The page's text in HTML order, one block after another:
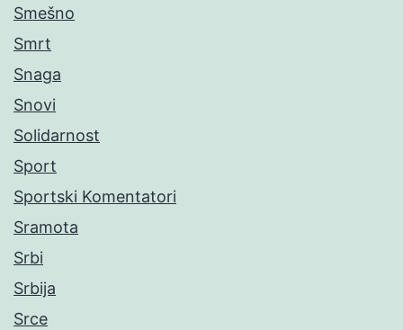
Smešno
Smrt
Snaga
Snovi
Solidarnost
Sport
Sportski Komentatori
Sramota
Srbi
Srbija
Srce